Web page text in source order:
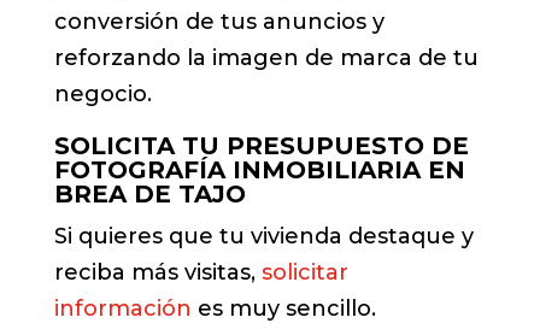
conversión de tus anuncios y
reforzando la imagen de marca de tu
negocio.
SOLICITA TU PRESUPUESTO DE
FOTOGRAFÍA INMOBILIARIA EN
BREA DE TAJO
Si quieres que tu vivienda destaque y
reciba más visitas, solicitar
información es muy sencillo.